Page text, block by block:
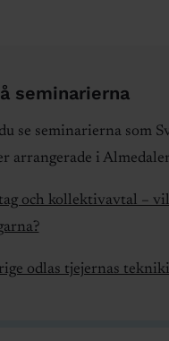
seminarierna
se seminarierna som
arrangerade i
och kollektivavtal –
odlas tjejernas